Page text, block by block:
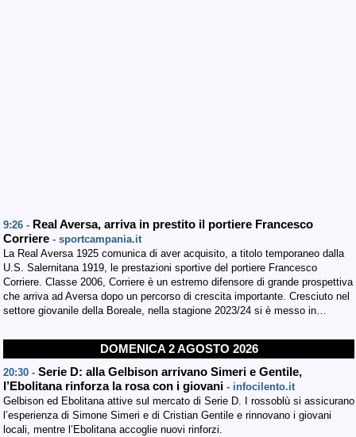
9:26 - Real Aversa, arriva in prestito il portiere Francesco
Corriere - sportcampania.it
La Real Aversa 1925 comunica di aver acquisito, a titolo temporaneo dalla
U.S. Salernitana 1919, le prestazioni sportive del portiere Francesco
Corriere. Classe 2006, Corriere è un estremo difensore di grande prospettiva
che arriva ad Aversa dopo un percorso di crescita importante. Cresciuto nel
settore giovanile della Boreale, nella stagione 2023/24 si è messo in…
DOMENICA 2 AGOSTO 2026
20:30 - Serie D: alla Gelbison arrivano Simeri e Gentile,
l’Ebolitana rinforza la rosa con i giovani - infocilento.it
Gelbison ed Ebolitana attive sul mercato di Serie D. I rossoblù si assicurano
l’esperienza di Simone Simeri e di Cristian Gentile e rinnovano i giovani
locali, mentre l’Ebolitana accoglie nuovi rinforzi.